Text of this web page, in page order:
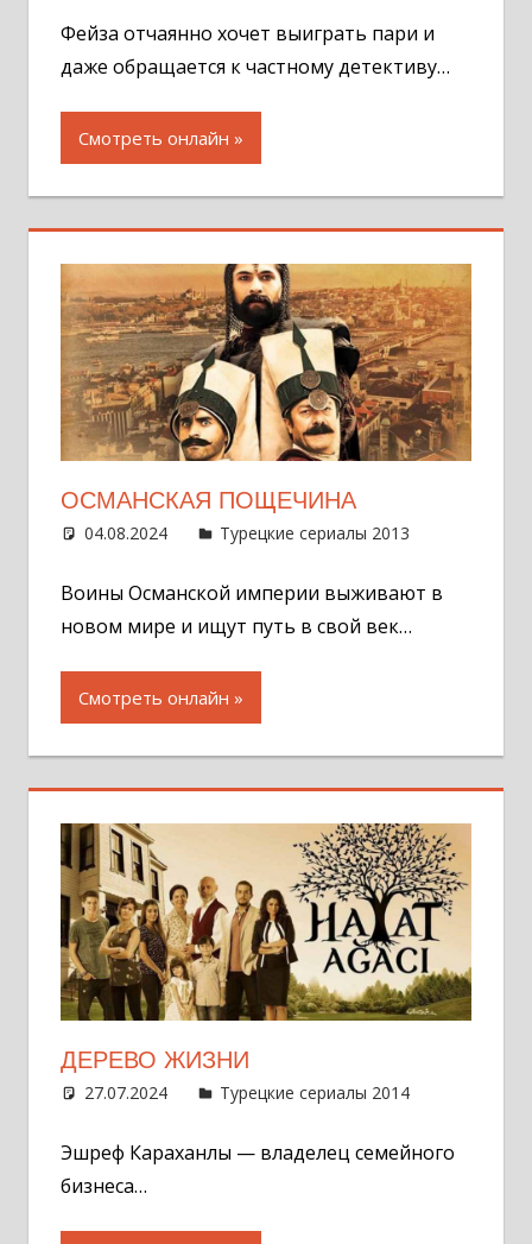
Фейза отчаянно хочет выиграть пари и
даже обращается к частному детективу…
Смотреть онлайн
ОСМАНСКАЯ ПОЩЕЧИНА
04.08.2024 Администратор
Турецкие сериалы 2013
Воины Османской империи выживают в
новом мире и ищут путь в свой век…
Смотреть онлайн
ДЕРЕВО ЖИЗНИ
27.07.2024 Администратор
Турецкие сериалы 2014
Эшреф Караханлы — владелец семейного
бизнеса…